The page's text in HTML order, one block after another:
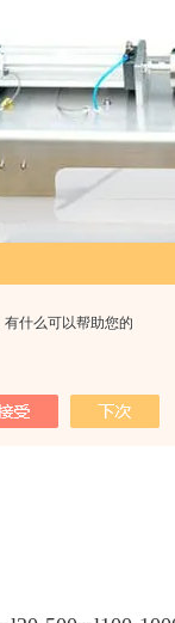
什么可以帮助您的